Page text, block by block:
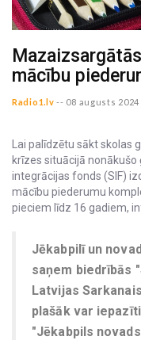
mācību
Radio1.lv -- 08 augusts 2024
Lai palīdzētu sākt
krīzes situācijā
integrācijas fonds (SIF)
mācību piederumu
pieciem līdz 16 gadiem,
Jēkabpilī un
saņem biedrībās
Latvijas
plašāk var
"Jēkabpils